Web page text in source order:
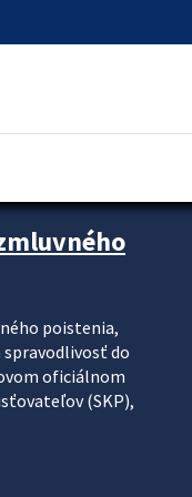
poistenia,
do
oficiálnom
(SKP),